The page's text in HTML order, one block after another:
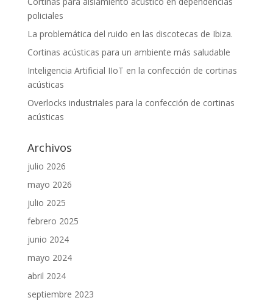
policiales
La problemática del ruido en las discotecas de Ibiza.
Cortinas acústicas para un ambiente más saludable
Inteligencia Artificial IIoT en la confección de cortinas
acústicas
Overlocks industriales para la confección de cortinas
acústicas
Archivos
julio 2026
mayo 2026
julio 2025
febrero 2025
junio 2024
mayo 2024
abril 2024
septiembre 2023